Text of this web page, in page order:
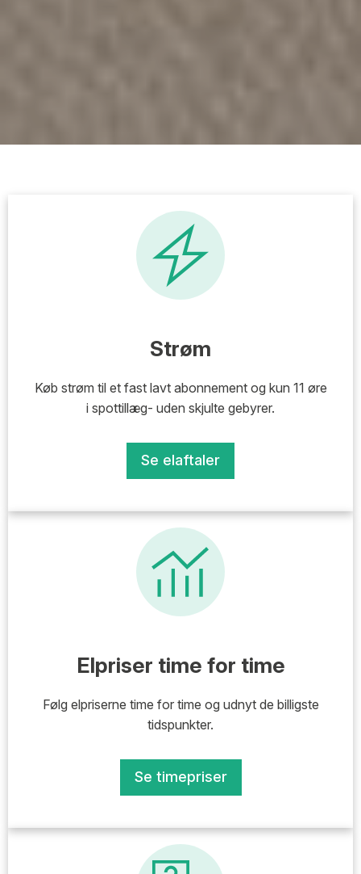
Strøm
Køb strøm til et fast lavt abonnement og kun 11 øre
i spottillæg- uden skjulte gebyrer.
Se elaftaler
Elpriser time for time
Følg elpriserne time for time og udnyt de billigste
tidspunkter.
Se timepriser